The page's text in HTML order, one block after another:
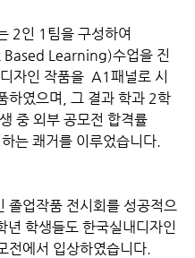
2인 1팀을 구성하여
Based Learning)수업을 진
자인 작품을  A1패널로 시
하였으며, 그 결과 학과 2학
중 외부 공모전 합격률
는 쾌거를 이루었습니다.
졸업작품 전시회를 성공적으
년 학생들도 한국실내디자인
전에서 입상하였습니다.